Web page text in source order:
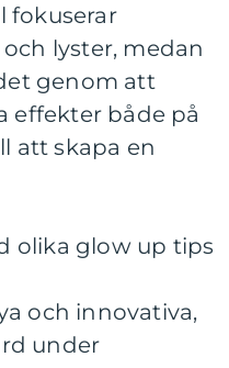
fokuserar
lyster, medan
genom att
effekter både på
att skapa en
olika glow up tips
och innovativa,
under